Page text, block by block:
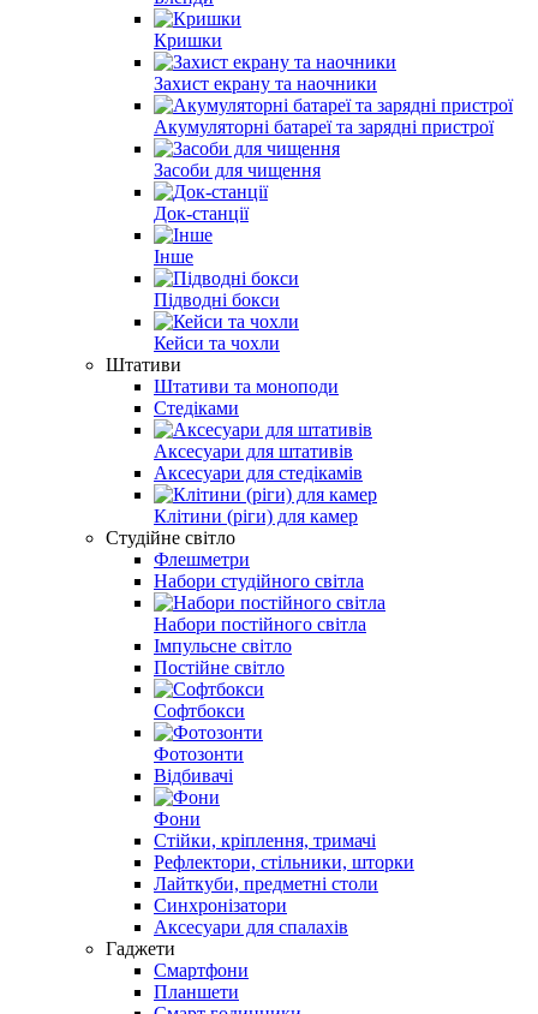
Кришки
Захист екрану та наочники
Акумуляторні батареї та зарядні пристрої
Засоби для чищення
Док-станції
Інше
Підводні бокси
Кейси та чохли
Штативи
Штативи та моноподи
Стедіками
Аксесуари для штативів
Аксесуари для стедікамів
Клітини (ріги) для камер
Студійне світло
Флешметри
Набори студійного світла
Набори постійного світла
Імпульсне світло
Постійне світло
Софтбокси
Фотозонти
Відбивачі
Фони
Стійки, кріплення, тримачі
Рефлектори, стільники, шторки
Лайткуби, предметні столи
Синхронізатори
Аксесуари для спалахів
Гаджети
Смартфони
Планшети